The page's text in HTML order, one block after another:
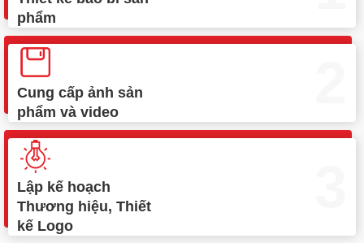
phẩm
Cung cấp ảnh sản
phẩm và video
Lập kế hoạch
Thương hiệu, Thiết
kế Logo